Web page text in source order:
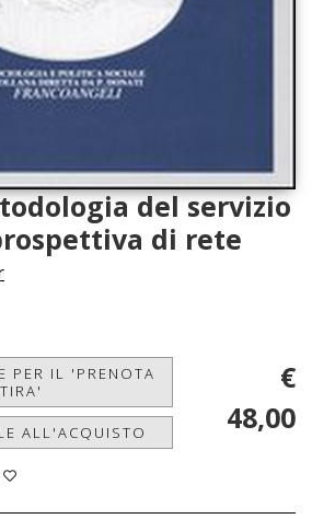
del servizio
di rete
PER IL 'PRENOTA
ALL'ACQUISTO
€
48,00